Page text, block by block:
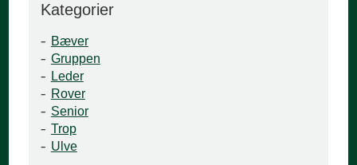
Kategorier
Bæver
Gruppen
Leder
Rover
Senior
Trop
Ulve